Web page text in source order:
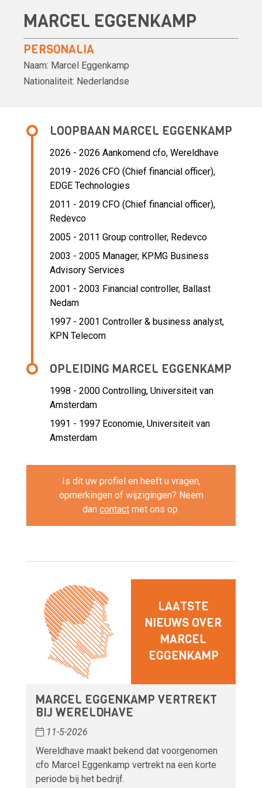
MARCEL EGGENKAMP
PERSONALIA
Naam: Marcel Eggenkamp
Nationaliteit: Nederlandse
LOOPBAAN MARCEL EGGENKAMP
2026 - 2026 Aankomend cfo, Wereldhave
2019 - 2026 CFO (Chief financial officer),
EDGE Technologies
2011 - 2019 CFO (Chief financial officer),
Redevco
2005 - 2011 Group controller, Redevco
2003 - 2005 Manager, KPMG Business
Advisory Services
2001 - 2003 Financial controller, Ballast
Nedam
1997 - 2001 Controller & business analyst,
KPN Telecom
OPLEIDING MARCEL EGGENKAMP
1998 - 2000 Controlling, Universiteit van
Amsterdam
1991 - 1997 Economie, Universiteit van
Amsterdam
Is dit uw profiel en heeft u vragen,
opmerkingen of wijzigingen? Neem
dan contact met ons op.
LAATSTE
NIEUWS OVER
MARCEL
EGGENKAMP
MARCEL EGGENKAMP VERTREKT
BIJ WERELDHAVE
11-5-2026
Wereldhave maakt bekend dat voorgenomen
cfo Marcel Eggenkamp vertrekt na een korte
periode bij het bedrijf.